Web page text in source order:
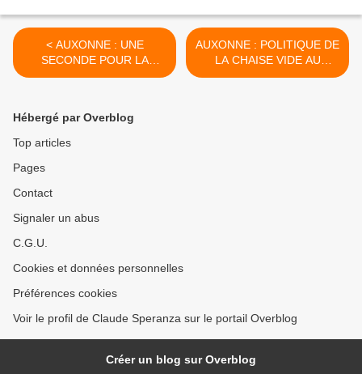
< AUXONNE : UNE
SECONDE POUR LA
BINETTE À THÉRÈSE -
fondateur)
AUXONNE : POLITIQUE DE
LA CHAISE VIDE AU
CONSEIL ? - du 16 février
Hébergé par Overblog
Top articles
Pages
Contact
Signaler un abus
C.G.U.
Cookies et données personnelles
Préférences cookies
Voir le profil de Claude Speranza sur le portail Overblog
Créer un blog sur Overblog